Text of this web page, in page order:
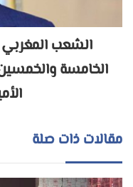
الشعب المغربي
الخامسة
مقالات ذات صلة